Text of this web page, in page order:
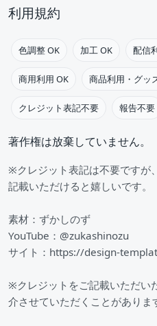
利用規約
色調整 OK 加工 OK 配信
商用利用 OK 商品利用・グッ
クレジット表記不要 報告不要
著作権は放棄していません。
※クレジット表記は不要ですが
記載いただけると嬉しいです。
素材：ずかしのず
YouTube：@zukashinozu
サイト：https://design-
※クレジットをご記載いただい
介させていただくことがありま